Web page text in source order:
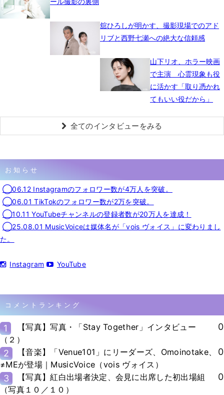
舘ひろしが明かす、撮影現場でのアド
リブと西野七瀬への絶大な信頼感
山下リオ、ホラー映画
で主演 心霊現象も役
に活かす「取り憑かれ
てもいい役だから」
全てのインタビューをみる
お知らせ
◯06.12 Instagramのフォロワー数が4万人を突破。
◯06.01 TikTokのフォロワー数が2万を突破。
◯10.11 YouTubeチャンネルの登録者数が20万人を達成！
◯25.08.01 MusicVoiceは媒体名が「vois ヴォイス」に変わりまし
た。
Instagram YouTube
コメントランキング
1
【写真】写真・「Stay Together」インタビュー
（２）
0
2
【音楽】「Venue101」にリーダーズ、Omoinotake、
≠MEが登場｜MusicVoice（vois ヴォイス）
0
3
【写真】紅白出場者決定、会見に出席した初出場組
（写真１０／１０）
0